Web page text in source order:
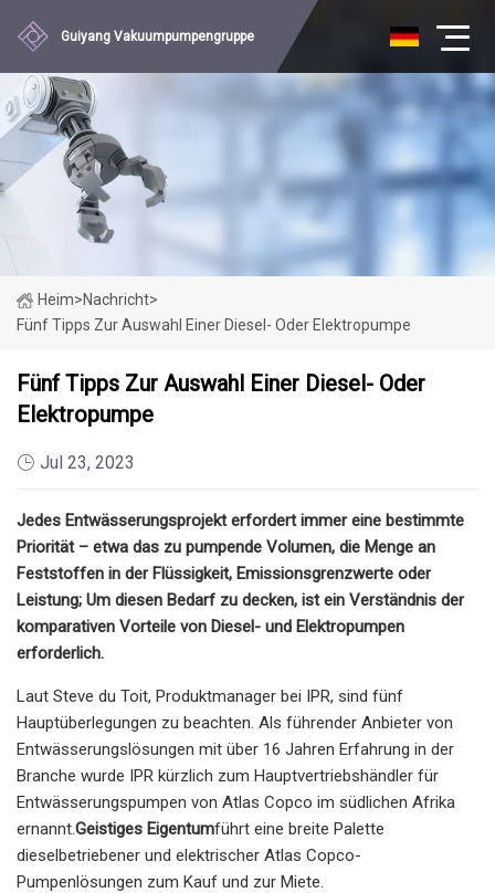
Guiyang Vakuumpumpengruppe
Heim>Nachricht>
Fünf Tipps Zur Auswahl Einer Diesel- Oder Elektropumpe
Fünf Tipps Zur Auswahl Einer Diesel- Oder
Elektropumpe
Jul 23, 2023
Jedes Entwässerungsprojekt erfordert immer eine bestimmte
Priorität – etwa das zu pumpende Volumen, die Menge an
Feststoffen in der Flüssigkeit, Emissionsgrenzwerte oder
Leistung; Um diesen Bedarf zu decken, ist ein Verständnis der
komparativen Vorteile von Diesel- und Elektropumpen
erforderlich.
Laut Steve du Toit, Produktmanager bei IPR, sind fünf
Hauptüberlegungen zu beachten. Als führender Anbieter von
Entwässerungslösungen mit über 16 Jahren Erfahrung in der
Branche wurde IPR kürzlich zum Hauptvertriebshändler für
Entwässerungspumpen von Atlas Copco im südlichen Afrika
ernannt.Geistiges Eigentumführt eine breite Palette
dieselbetriebener und elektrischer Atlas Copco-
Pumpenlösungen zum Kauf und zur Miete.